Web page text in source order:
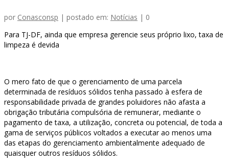
por Conasconsp | postado em: Notícias | 0
Para TJ-DF, ainda que empresa gerencie seus próprio lixo, taxa de
limpeza é devida
O mero fato de que o gerenciamento de uma parcela
determinada de resíduos sólidos tenha passado à esfera de
responsabilidade privada de grandes poluidores não afasta a
obrigação tributária compulsória de remunerar, mediante o
pagamento de taxa, a utilização, concreta ou potencial, de toda a
gama de serviços públicos voltados a executar ao menos uma
das etapas do gerenciamento ambientalmente adequado de
quaisquer outros resíduos sólidos.